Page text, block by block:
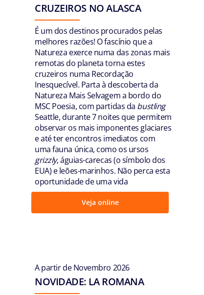
CRUZEIROS NO ALASCA
É um dos destinos procurados pelas
melhores razões! O fascínio que a
Natureza exerce numa das zonas mais
remotas do planeta torna estes
cruzeiros numa Recordação
Inesquecível. Parta à descoberta da
Natureza Mais Selvagem a bordo do
MSC Poesia, com partidas da bustling
Seattle, durante 7 noites que permitem
observar os mais imponentes glaciares
e até ter encontros imediatos com
uma fauna única, como os ursos
grizzly, águias-carecas (o símbolo dos
EUA) e leões-marinhos. Não perca esta
oportunidade de uma vida
Veja online
A partir de Novembro 2026
NOVIDADE: LA ROMANA